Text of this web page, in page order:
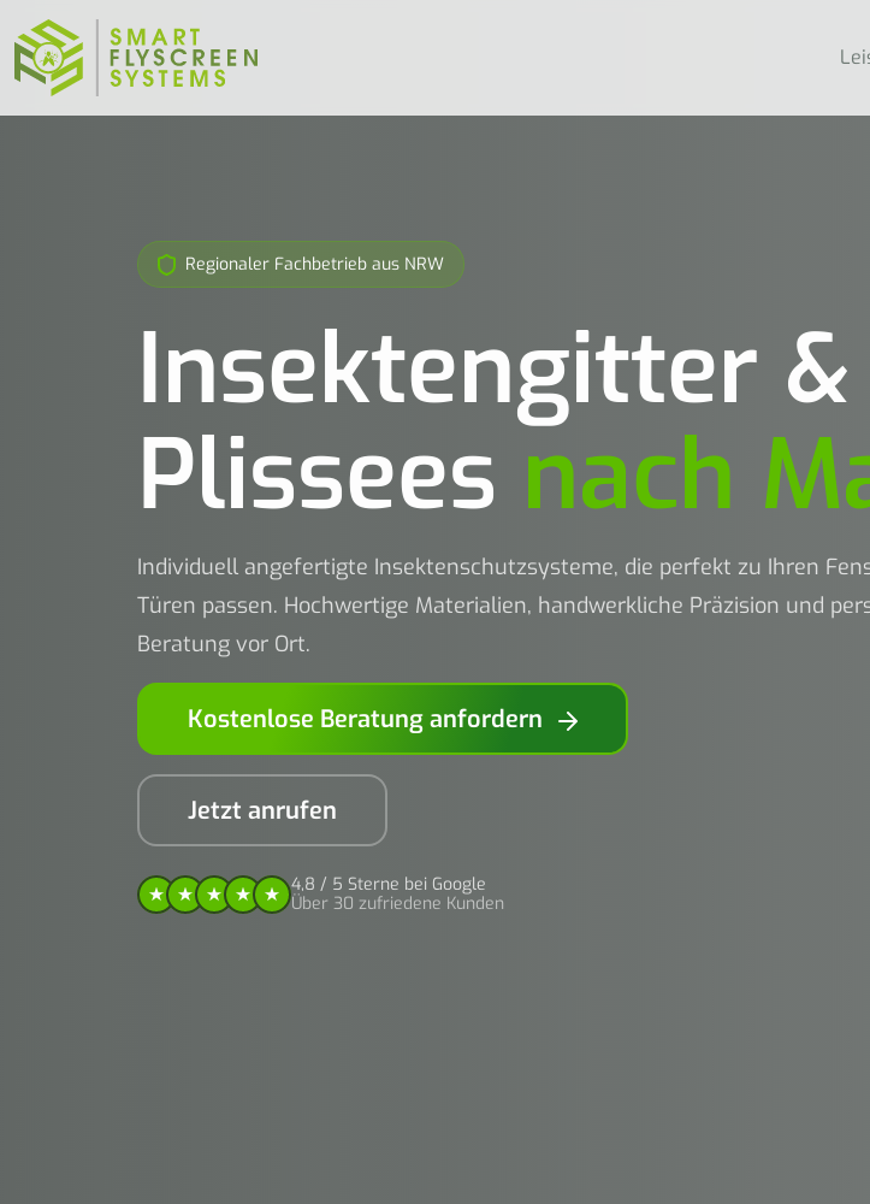
Regionaler Fachbetrieb aus NRW
Insektengitter &
Plissees nach
Individuell angefertigte Insektenschutzsysteme, die perfekt zu Ihren
Türen passen. Hochwertige Materialien, handwerkliche Präzision und
Beratung vor Ort.
Kostenlose Beratung anfordern
Jetzt anrufen
4,8 / 5 Sterne bei Google
Über 30 zufriedene Kunden